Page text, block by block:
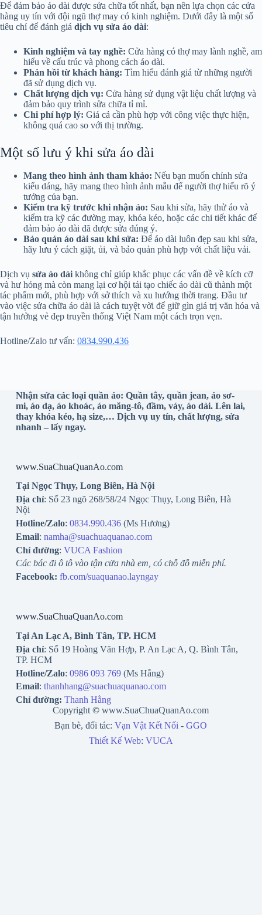
Để đảm bảo áo dài được sửa chữa tốt nhất, bạn nên lựa chọn các cửa
hàng uy tín với đội ngũ thợ may có kinh nghiệm. Dưới đây là một số
tiêu chí để đánh giá dịch vụ sửa áo dài:
Kinh nghiệm và tay nghề: Cửa hàng có thợ may lành nghề, am
hiểu về cấu trúc và phong cách áo dài.
Phản hồi từ khách hàng: Tìm hiểu đánh giá từ những người
đã sử dụng dịch vụ.
Chất lượng dịch vụ: Cửa hàng sử dụng vật liệu chất lượng và
đảm bảo quy trình sửa chữa tỉ mỉ.
Chi phí hợp lý: Giá cả cần phù hợp với công việc thực hiện,
không quá cao so với thị trường.
Một số lưu ý khi sửa áo dài
Mang theo hình ảnh tham khảo: Nếu bạn muốn chỉnh sửa
kiểu dáng, hãy mang theo hình ảnh mẫu để người thợ hiểu rõ ý
tưởng của bạn.
Kiểm tra kỹ trước khi nhận áo: Sau khi sửa, hãy thử áo và
kiểm tra kỹ các đường may, khóa kéo, hoặc các chi tiết khác để
đảm bảo áo dài đã được sửa đúng ý.
Bảo quản áo dài sau khi sửa: Để áo dài luôn đẹp sau khi sửa,
hãy lưu ý cách giặt, ủi, và bảo quản phù hợp với chất liệu vải.
Dịch vụ sửa áo dài không chỉ giúp khắc phục các vấn đề về kích cỡ
và hư hỏng mà còn mang lại cơ hội tái tạo chiếc áo dài cũ thành một
tác phẩm mới, phù hợp với sở thích và xu hướng thời trang. Đầu tư
vào việc sửa chữa áo dài là cách tuyệt vời để giữ gìn giá trị văn hóa và
tận hưởng vẻ đẹp truyền thống Việt Nam một cách trọn vẹn.
Hotline/Zalo tư vấn: 0834.990.436
Nhận sửa các loại quần áo: Quần tây, quần jean, áo sơ-
mi, áo dạ, áo khoác, áo măng-tô, đầm, váy, áo dài. Lên lai,
thay khóa kéo, hạ size,… Dịch vụ uy tín, chất lượng, sửa
nhanh – lấy ngay.
www.SuaChuaQuanAo.com
Tại Ngọc Thụy, Long Biên, Hà Nội
Địa chỉ: Số 23 ngõ 268/58/24 Ngọc Thụy, Long Biên, Hà
Nội
Hotline/Zalo: 0834.990.436(Ms Hương)
Email: namha@suachuaquanao.com
Chỉ đường: VUCA Fashion
Các bác đi ô tô vào tận cửa nhà em, có chỗ đỗ miễn phí.
Facebook: fb.com/suaquanao.layngay
www.SuaChuaQuanAo.com
Tại An Lạc A, Bình Tân, TP. HCM
Địa chỉ: Số 19 Hoàng Văn Hợp, P. An Lạc A, Q. Bình Tân,
TP. HCM
Hotline/Zalo: 0986 093 769(Ms Hằng)
Email: thanhhang@suachuaquanao.com
Chỉ đường: Thanh Hằng
Copyright© www.SuaChuaQuanAo.com
Bạn bè, đối tác:Vạn Vật Kết Nối -GGO
Thiết Kế Web: VUCA